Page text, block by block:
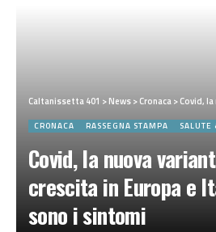
Caltanissetta 401 >News>Cronaca>Covid, la nuova
CRONACA RASSEGNA STAMPA SALUTE
Covid, la nuova
crescita in Europa e
sono i sintomi